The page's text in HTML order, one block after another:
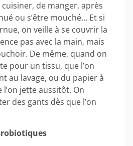
de manger, après
ou s’être mouché… Et si
on veille à se couvrir la
pas avec la main, mais
De même, quand on
pour un tissu, que l’on
au lavage, ou du papier à
jette aussitôt. On
des gants dès que l’on